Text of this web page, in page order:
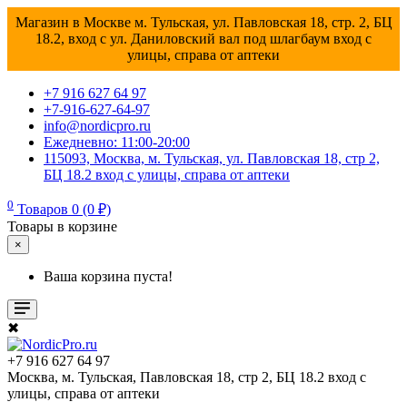
Магазин в Москве м. Тульская, ул. Павловская 18, стр. 2, БЦ
18.2, вход с ул. Даниловский вал под шлагбаум вход с
улицы, справа от аптеки
+7 916 627 64 97
+7-916-627-64-97
info@nordicpro.ru
Ежедневно: 11:00-20:00
115093, Москва, м. Тульская, ул. Павловская 18, стр 2,
БЦ 18.2 вход с улицы, справа от аптеки
0 Товаров 0 (0 ₽)
Товары в корзине
×
Ваша корзина пуста!
✖
+7 916 627 64 97
Москва, м. Тульская, Павловская 18, стр 2, БЦ 18.2 вход с
улицы, справа от аптеки